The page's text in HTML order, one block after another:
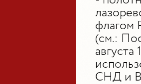
флагом
(см.:
СНД и